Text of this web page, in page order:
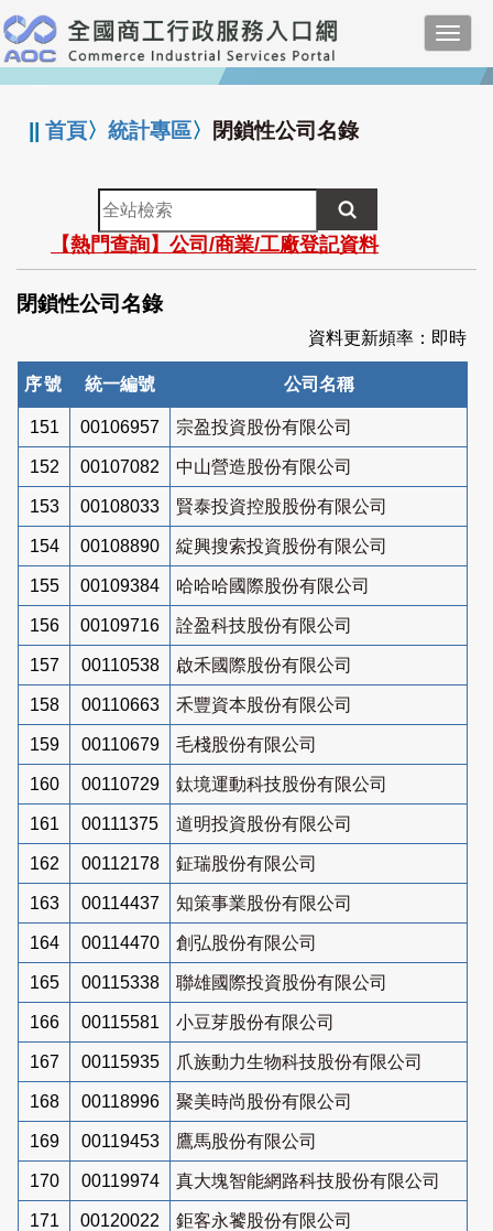
跳
到
主
要
:::
||首頁〉統計專區〉 閉鎖性公司名錄
全
站
檢
索
【熱門查詢】公司/商業/工廠登記資料
閉鎖性公司名錄
資料更新頻率：即時
序號 統一編號 公司名稱
151 00106957 宗盈投資股份有限公司
152 00107082 中山營造股份有限公司
153 00108033 賢泰投資控股股份有限公司
154 00108890 綻興搜索投資股份有限公司
155 00109384 哈哈哈國際股份有限公司
156 00109716 詮盈科技股份有限公司
157 00110538 啟禾國際股份有限公司
158 00110663 禾豐資本股份有限公司
159 00110679 毛棧股份有限公司
160 00110729 鈦境運動科技股份有限公司
161 00111375 道明投資股份有限公司
162 00112178 鉦瑞股份有限公司
163 00114437 知策事業股份有限公司
164 00114470 創弘股份有限公司
165 00115338 聯雄國際投資股份有限公司
166 00115581 小豆芽股份有限公司
167 00115935 爪族動力生物科技股份有限公司
168 00118996 聚美時尚股份有限公司
169 00119453 鷹馬股份有限公司
170 00119974 真大塊智能網路科技股份有限公司
171 00120022 鉅客永饕股份有限公司